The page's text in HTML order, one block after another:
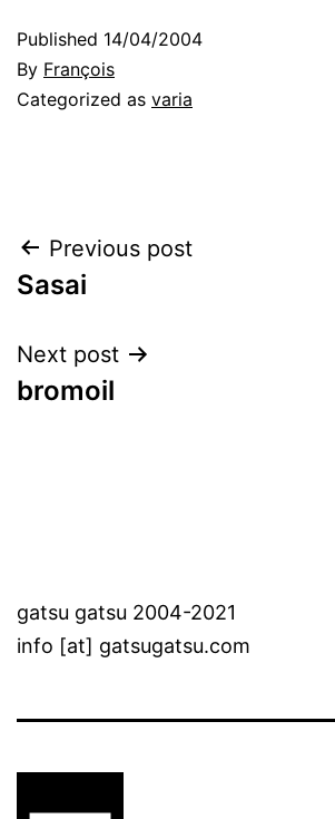
Published 14/04/2004
By François
Categorized as varia
Post
navigation
Previous post
Sasai
Next post
bromoil
gatsu gatsu 2004-2021
info [at] gatsugatsu.com